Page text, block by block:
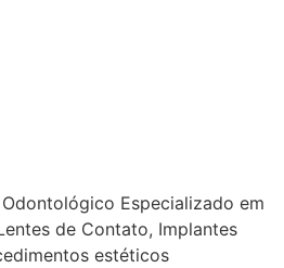
Especializado em
de Contato, Implantes
estéticos